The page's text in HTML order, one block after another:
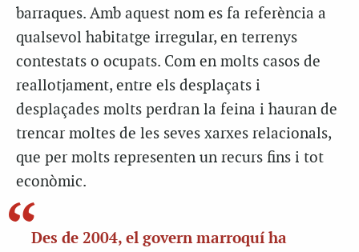
barraques. Amb aquest nom es fa referència a
qualsevol habitatge irregular, en terrenys
contestats o ocupats. Com en molts casos de
reallotjament, entre els desplaçats i
desplaçades molts perdran la feina i hauran de
trencar moltes de les seves xarxes relacionals,
que per molts representen un recurs fins i tot
econòmic.
Des de 2004, el govern marroquí ha